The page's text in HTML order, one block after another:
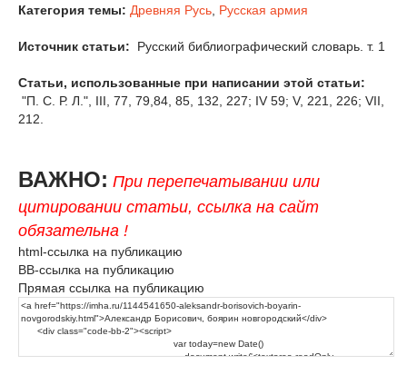
Категория темы: Древняя Русь Русская армия
Источник статьи: Русский библиографический словарь. т. 1
Статьи, использованные при написании этой статьи:
"П. С. Р. Л.", III, 77, 79,84, 85, 132, 227; IV 59; V, 221, 226; VII,
212.
ВАЖНО: При перепечатывании или
цитировании статьи, ссылка на сайт
обязательна !
html-ссылка на публикацию
BB-ссылка на публикацию
Прямая ссылка на публикацию